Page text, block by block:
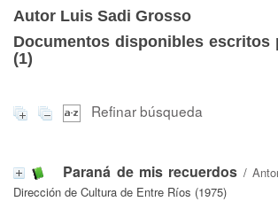
Autor Luis Sadi Grosso
Documentos disponibles escritos
(1)
Refinar búsqueda
Paraná de mis recuerdos /
Dirección de Cultura de Entre Ríos (1975)